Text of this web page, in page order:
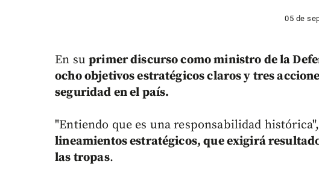
05 de
En suprimer discurso como ministro de la
ocho objetivos estratégicos claros y tres
seguridad en el país.
"Entiendo que es una responsabilidad
lineamientos estratégicos, que exigirá
las tropas.